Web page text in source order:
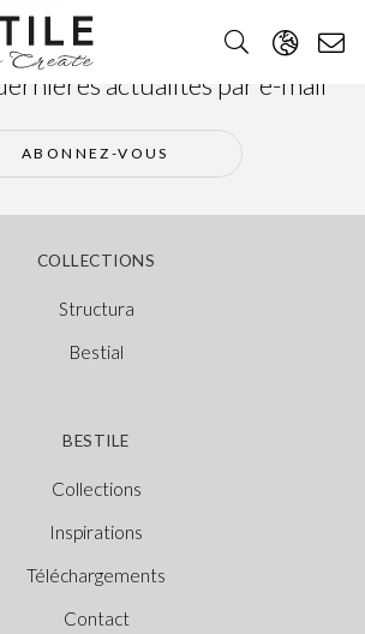
vous à notre newsletter et
actualités par e-mail
ABONNEZ-VOUS
COLLECTIONS
Structura
Bestial
BESTILE
Collections
Inspirations
Téléchargements
Contact